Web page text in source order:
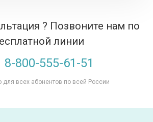
? Позвоните нам по
линии
8-800-555-61-51
для всех абонентов по всей России